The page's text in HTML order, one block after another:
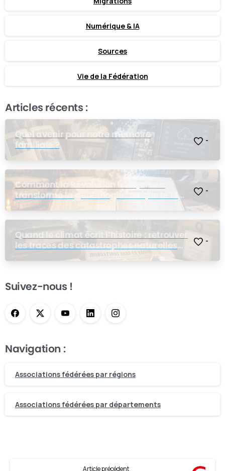
Numérique & IA
Sources
Vie de la Fédération
Articles récents :
Quel avenir pour notre mémoire
familiale ?
-
Comment la Révolution française a
transformé la généalogie : ce que le 14
juillet a changé pour nos ancêtres
-
Quand le climat écrit l’histoire : retrouver
les traces des catastrophes naturelles
dans les archives de nos ancêtres
-
Suivez-nous !
Navigation :
Associations fédérées par régions
Associations fédérées par départements
Article précédent